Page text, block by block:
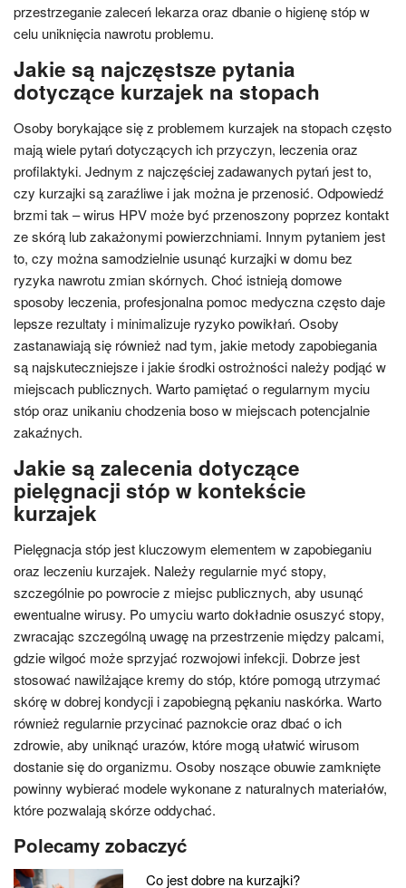
przestrzeganie zaleceń lekarza oraz dbanie o higienę stóp w
celu uniknięcia nawrotu problemu.
Jakie są najczęstsze pytania
dotyczące kurzajek na stopach
Osoby borykające się z problemem kurzajek na stopach często
mają wiele pytań dotyczących ich przyczyn, leczenia oraz
profilaktyki. Jednym z najczęściej zadawanych pytań jest to,
czy kurzajki są zaraźliwe i jak można je przenosić. Odpowiedź
brzmi tak – wirus HPV może być przenoszony poprzez kontakt
ze skórą lub zakażonymi powierzchniami. Innym pytaniem jest
to, czy można samodzielnie usunąć kurzajki w domu bez
ryzyka nawrotu zmian skórnych. Choć istnieją domowe
sposoby leczenia, profesjonalna pomoc medyczna często daje
lepsze rezultaty i minimalizuje ryzyko powikłań. Osoby
zastanawiają się również nad tym, jakie metody zapobiegania
są najskuteczniejsze i jakie środki ostrożności należy podjąć w
miejscach publicznych. Warto pamiętać o regularnym myciu
stóp oraz unikaniu chodzenia boso w miejscach potencjalnie
zakaźnych.
Jakie są zalecenia dotyczące
pielęgnacji stóp w kontekście
kurzajek
Pielęgnacja stóp jest kluczowym elementem w zapobieganiu
oraz leczeniu kurzajek. Należy regularnie myć stopy,
szczególnie po powrocie z miejsc publicznych, aby usunąć
ewentualne wirusy. Po umyciu warto dokładnie osuszyć stopy,
zwracając szczególną uwagę na przestrzenie między palcami,
gdzie wilgoć może sprzyjać rozwojowi infekcji. Dobrze jest
stosować nawilżające kremy do stóp, które pomogą utrzymać
skórę w dobrej kondycji i zapobiegną pękaniu naskórka. Warto
również regularnie przycinać paznokcie oraz dbać o ich
zdrowie, aby uniknąć urazów, które mogą ułatwić wirusom
dostanie się do organizmu. Osoby noszące obuwie zamknięte
powinny wybierać modele wykonane z naturalnych materiałów,
które pozwalają skórze oddychać.
Polecamy zobaczyć
Co jest dobre na kurzajki?